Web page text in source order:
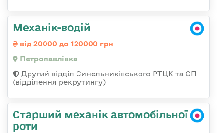
Механік-водій
від 20000 до 120000 грн
Петропавлівка
Другий відділ Синельниківського РТЦК та СП
(відділення рекрутингу)
Старший механік автомобільної
роти